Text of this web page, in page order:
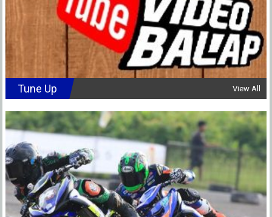
Tune Up View All